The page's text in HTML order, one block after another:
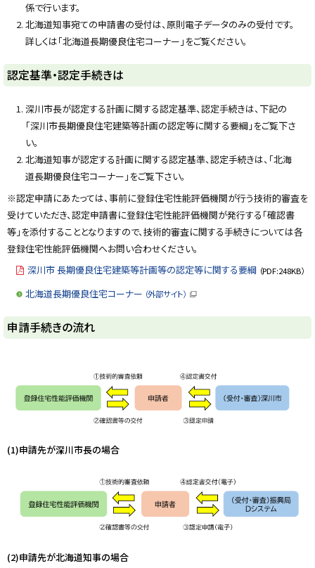
係で行います。
北海道知事宛ての申請書の受付は、原則電子データのみの受付です。
詳しくは「北海道長期優良住宅コーナー」をご覧ください。
ト
ッ
認定基準・認定手続きは
深川市長が認定する計画に関する認定基準、認定手続きは、下記の
「深川市長期優良住宅建築等計画の認定等に関する要綱」をご覧下さ
い。
北海道知事が認定する計画に関する認定基準、認定手続きは、「北海
道長期優良住宅コーナー」をご覧下さい。
※認定申請にあたっては、事前に登録住宅性能評価機関が行う技術的審査を
受けていただき、認定申請書に登録住宅性能評価機関が発行する「確認書
等」を添付することとなりますので、技術的審査に関する手続きについては各
登録住宅性能評価機関へお問い合わせください。
深川市 長期優良住宅建築等計画等の認定等に関する要綱 （PDF:248KB）
北海道長期優良住宅コーナー （外部サイト）
ィ
で
開
き
ま
）
ト
ッ
戻
申請手続きの流れ
(1)申請先が深川市長の場合
(2)申請先が北海道知事の場合